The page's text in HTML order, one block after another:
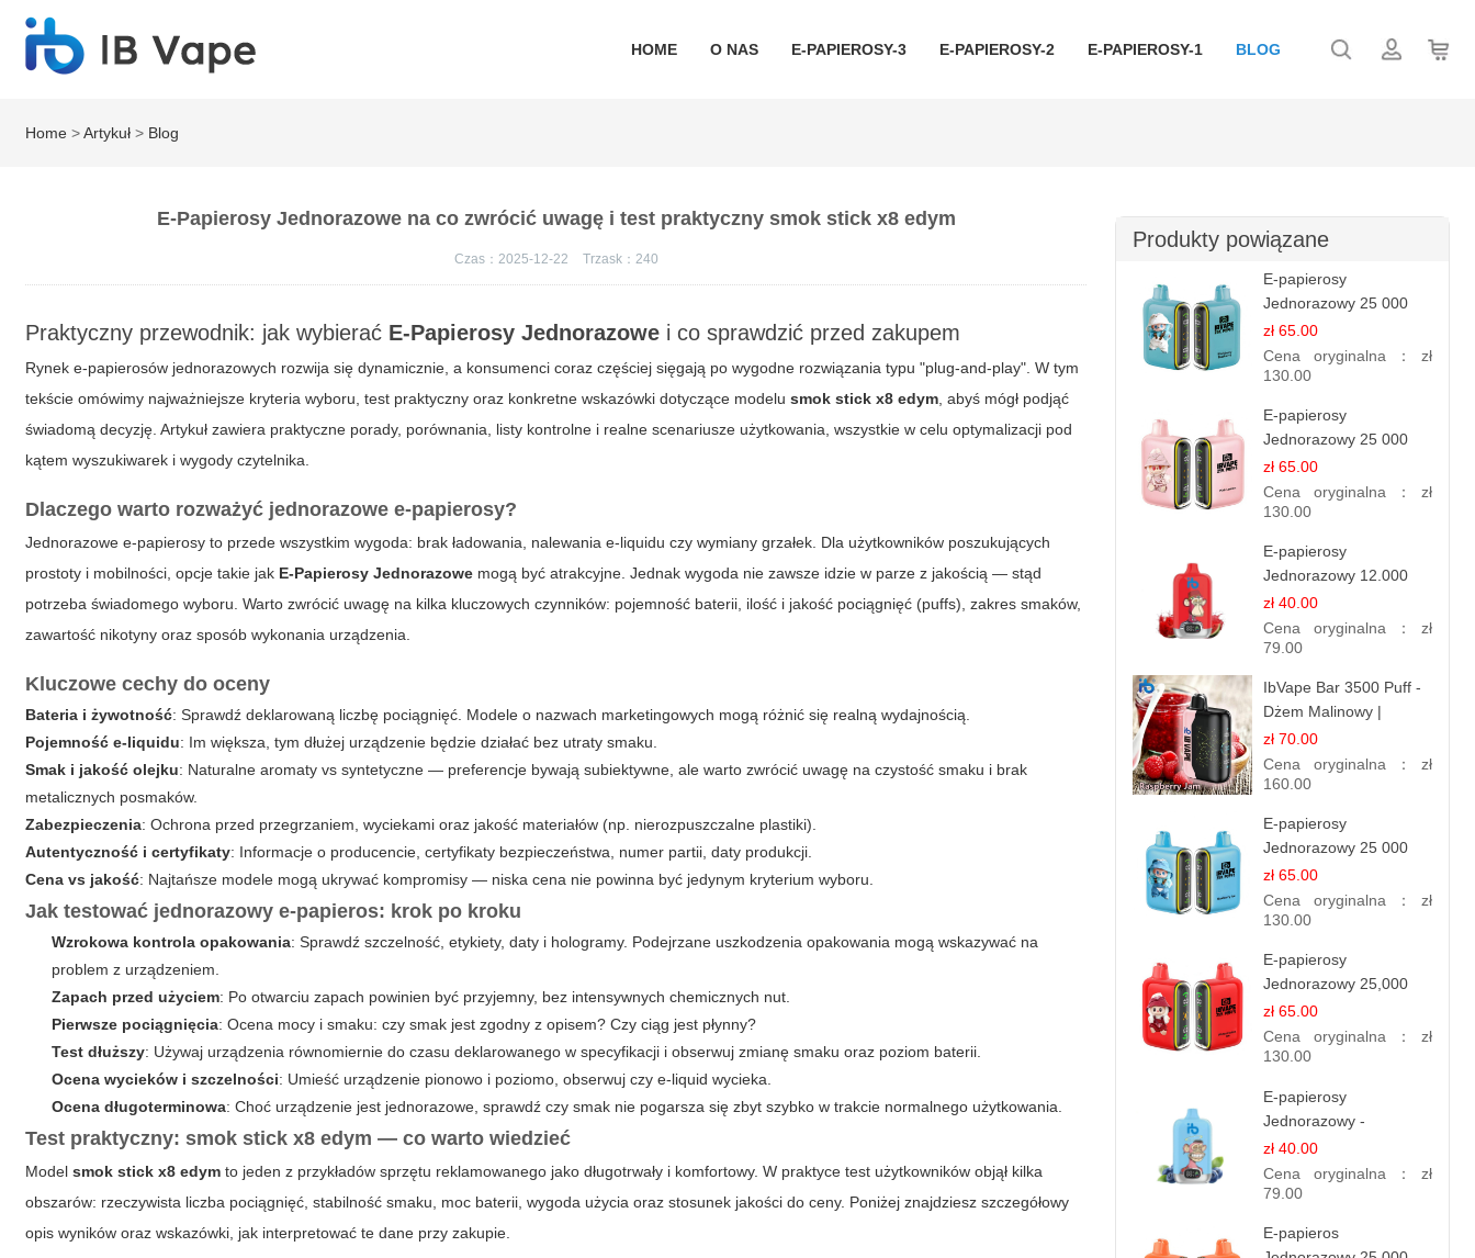
HOME O NAS E-PAPIEROSY-3 E-PAPIEROSY-2 E-PAPIEROSY-1 BLOG
Home >Artykuł > Blog
E-Papierosy Jednorazowe na co zwrócić uwagę i test praktyczny smok stick x8 edym
Czas：2025-12-22 Trzask： 240
Praktyczny przewodnik: jak wybierać E-Papierosy Jednorazowe i co sprawdzić przed zakupem
Rynek e-papierosów jednorazowych rozwija się dynamicznie, a konsumenci coraz częściej sięgają po wygodne rozwiązania typu "plug-and-play". W tym
tekście omówimy najważniejsze kryteria wyboru, test praktyczny oraz konkretne wskazówki dotyczące modelusmok stick x8 edym , abyś mógł podjąć
świadomą decyzję. Artykuł zawiera praktyczne porady, porównania, listy kontrolne i realne scenariusze użytkowania, wszystkie w celu optymalizacji pod
kątem wyszukiwarek i wygody czytelnika.
Dlaczego warto rozważyć jednorazowe e-papierosy?
Jednorazowe e-papierosy to przede wszystkim wygoda: brak ładowania, nalewania e-liquidu czy wymiany grzałek. Dla użytkowników poszukujących
prostoty i mobilności, opcje takie jak E-Papierosy Jednorazowe mogą być atrakcyjne. Jednak wygoda nie zawsze idzie w parze z jakością — stąd
potrzeba świadomego wyboru. Warto zwrócić uwagę na kilka kluczowych czynników: pojemność baterii, ilość i jakość pociągnięć (puffs), zakres smaków,
zawartość nikotyny oraz sposób wykonania urządzenia.
Kluczowe cechy do oceny
Bateria i żywotność: Sprawdź deklarowaną liczbę pociągnięć. Modele o nazwach marketingowych mogą różnić się realną wydajnością.
Pojemność e-liquidu: Im większa, tym dłużej urządzenie będzie działać bez utraty smaku.
Smak i jakość olejku: Naturalne aromaty vs syntetyczne — preferencje bywają subiektywne, ale warto zwrócić uwagę na czystość smaku i brak
metalicznych posmaków.
Zabezpieczenia: Ochrona przed przegrzaniem, wyciekami oraz jakość materiałów (np. nierozpuszczalne plastiki).
Autentyczność i certyfikaty: Informacje o producencie, certyfikaty bezpieczeństwa, numer partii, daty produkcji.
Cena vs jakość: Najtańsze modele mogą ukrywać kompromisy — niska cena nie powinna być jedynym kryterium wyboru.
Jak testować jednorazowy e-papieros: krok po kroku
Wzrokowa kontrola opakowania: Sprawdź szczelność, etykiety, daty i hologramy. Podejrzane uszkodzenia opakowania mogą wskazywać na
problem z urządzeniem.
Zapach przed użyciem: Po otwarciu zapach powinien być przyjemny, bez intensywnych chemicznych nut.
Pierwsze pociągnięcia: Ocena mocy i smaku: czy smak jest zgodny z opisem? Czy ciąg jest płynny?
Test dłuższy: Używaj urządzenia równomiernie do czasu deklarowanego w specyfikacji i obserwuj zmianę smaku oraz poziom baterii.
Ocena wycieków i szczelności: Umieść urządzenie pionowo i poziomo, obserwuj czy e-liquid wycieka.
Ocena długoterminowa: Choć urządzenie jest jednorazowe, sprawdź czy smak nie pogarsza się zbyt szybko w trakcie normalnego użytkowania.
Test praktyczny:smok stick x8 edym — co warto wiedzieć
Modelsmok stick x8 edym to jeden z przykładów sprzętu reklamowanego jako długotrwały i komfortowy. W praktyce test użytkowników objął kilka
obszarów: rzeczywista liczba pociągnięć, stabilność smaku, moc baterii, wygoda użycia oraz stosunek jakości do ceny. Poniżej znajdziesz szczegółowy
opis wyników oraz wskazówki, jak interpretować te dane przy zakupie.
Produkty powiązane
E-papierosy
Jednorazowy 25 000
Puff - Jeżyna Jagoda |
Leśne Owoce
zł 65.00
Cena oryginalna： zł
130.00
E-papierosy
Jednorazowy 25 000
Puff - Różowa Cytryna |
Orzeźwiający Owoc
zł 65.00
Cena oryginalna： zł
130.00
E-papierosy
Jednorazowy 12.000
Puff - Lody Arbuzowe |
Orzeźwiający Smak
zł 40.00
Cena oryginalna： zł
79.00
IbVape Bar 3500 Puff -
Dżem Malinowy |
Jednorazowy E-
papieros
zł 70.00
Cena oryginalna： zł
160.00
E-papierosy
Jednorazowy 25 000
Puff - Lody Jagodowe |
Kremowy Smak
zł 65.00
Cena oryginalna： zł
130.00
E-papierosy
Jednorazowy 25,000
Puff - Arbuzowy Lód |
Orzeźwiający Smak
zł 65.00
Cena oryginalna： zł
130.00
E-papierosy
Jednorazowy -
Niebieski Razz Lód
1.2% Nikotyny | Mocne
Doznania
zł 40.00
Cena oryginalna： zł
79.00
E-papieros